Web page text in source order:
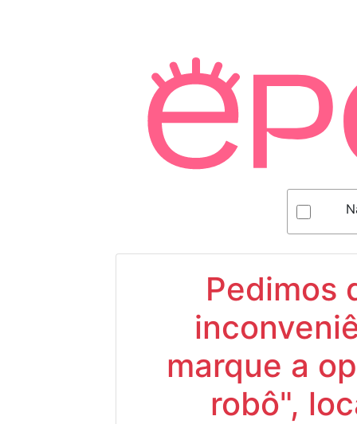
Pedimos
marque a
robô",